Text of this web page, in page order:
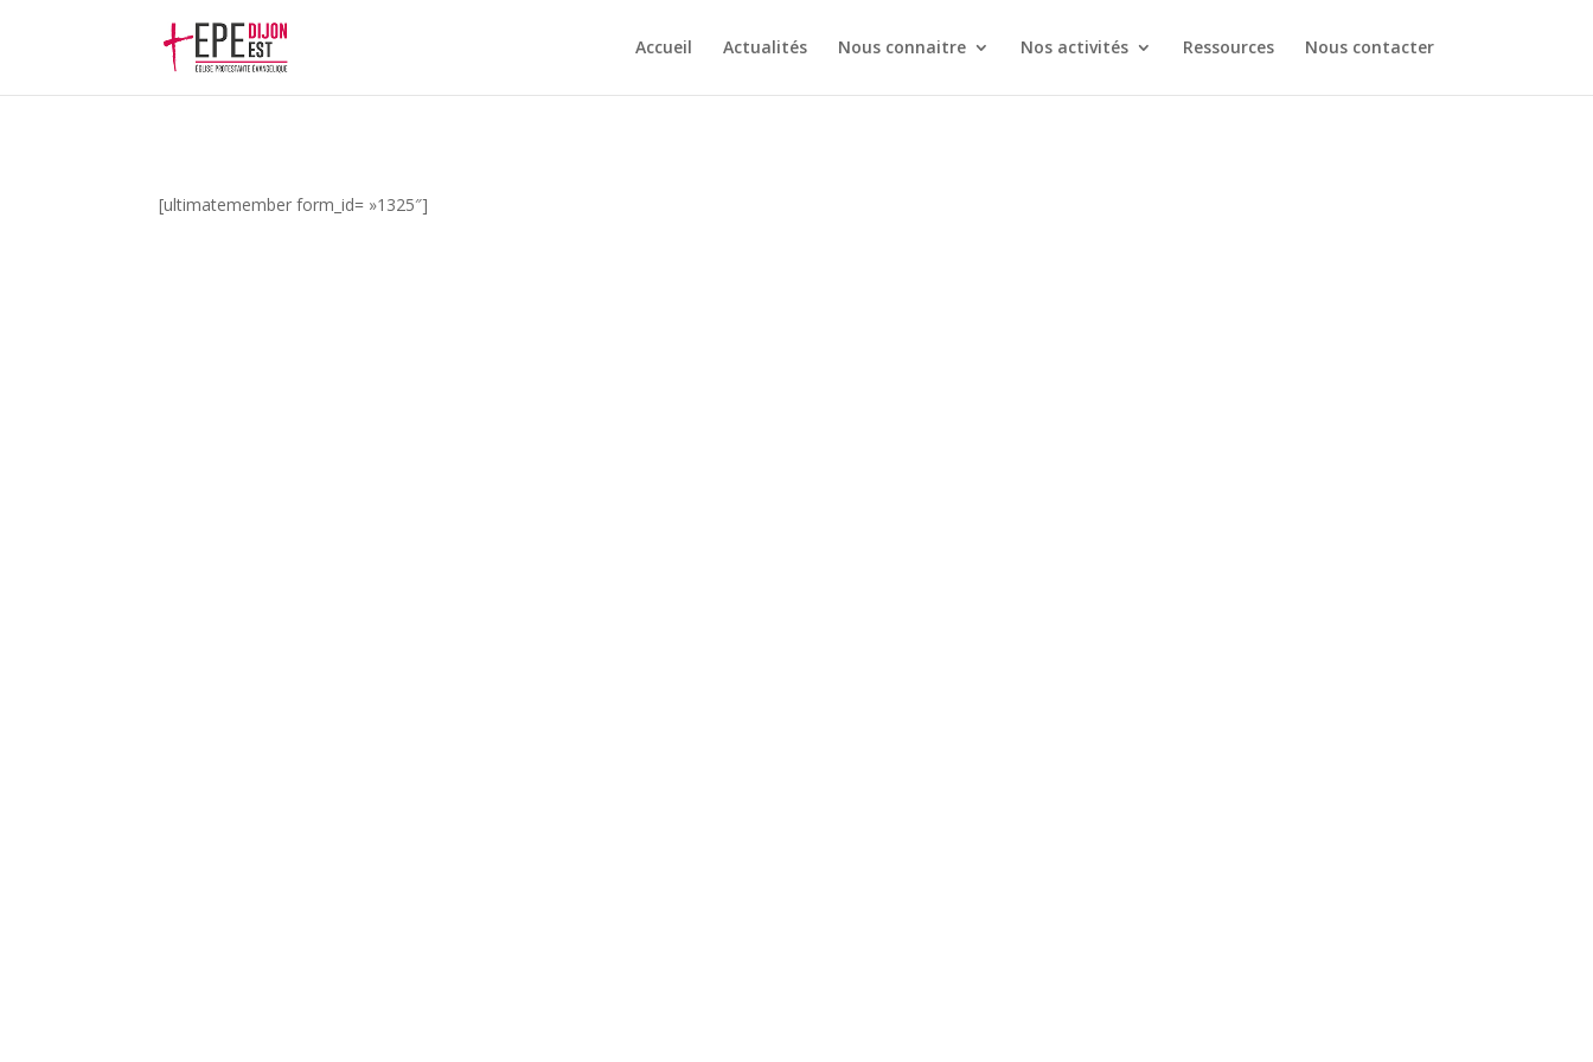
Accueil Actualités Nous connaitre Nos activités Ressources Nous contacter
[ultimatemember form_id= »1325″]